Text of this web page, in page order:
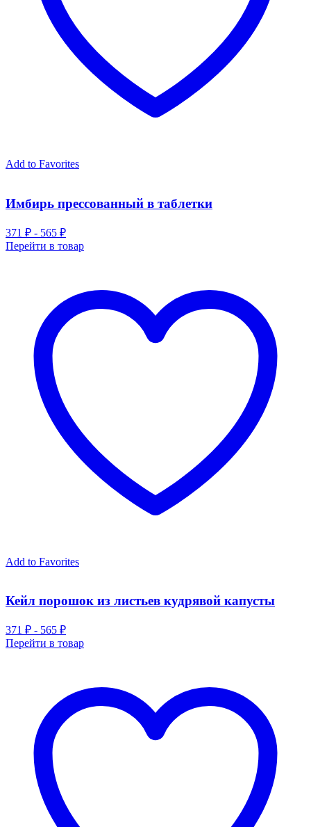
Add to Favorites
Имбирь прессованный в таблетки
371 ₽ - 565 ₽
Перейти в товар
Add to Favorites
Кейл порошок из листьев кудрявой капусты
371 ₽ - 565 ₽
Перейти в товар